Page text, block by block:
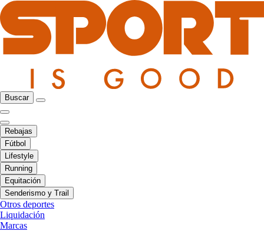
Buscar
Rebajas
Fútbol
Lifestyle
Running
Equitación
Senderismo y Trail
Otros deportes
Liquidación
Marcas